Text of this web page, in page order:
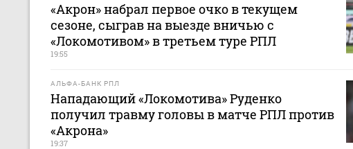
«Акрон» набрал первое очко в текущем
сезоне, сыграв на выезде вничью с
«Локомотивом» в третьем туре РПЛ
19:55
АЛЬФА-БАНК РПЛ
Нападающий «Локомотива» Руденко
получил травму головы в матче РПЛ против
«Акрона»
19:37